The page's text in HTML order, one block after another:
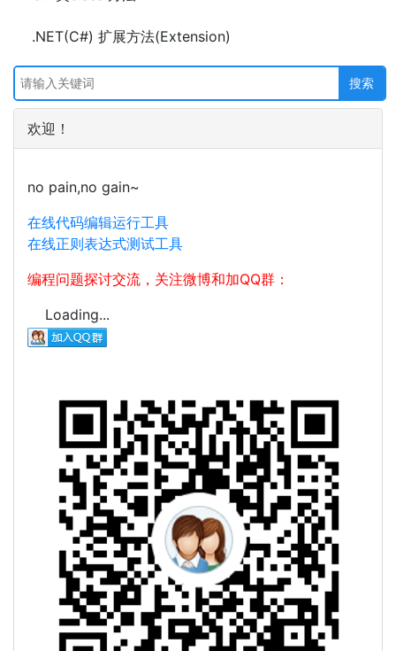
.NET(C#) 扩展方法(Extension)
欢迎！
no pain,no gain~
在线代码编辑运行工具
在线正则表达式测试工具
编程问题探讨交流，关注微博和加QQ群：
Loading...